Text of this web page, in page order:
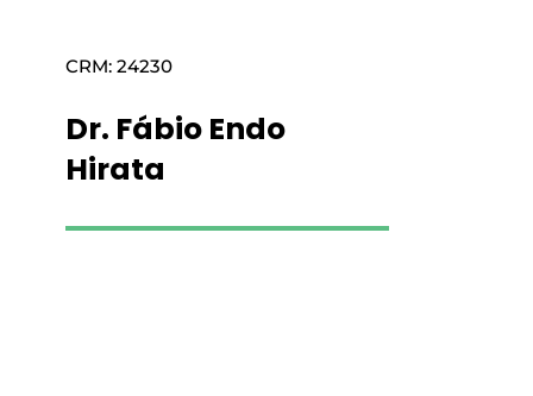
CRM: 24230
Dr. Fábio Endo
Hirata